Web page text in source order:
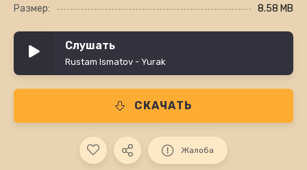
Размер:
8.58 MB
Слушать
Rustam Ismatov - Yurak
СКАЧАТЬ
Жалоба